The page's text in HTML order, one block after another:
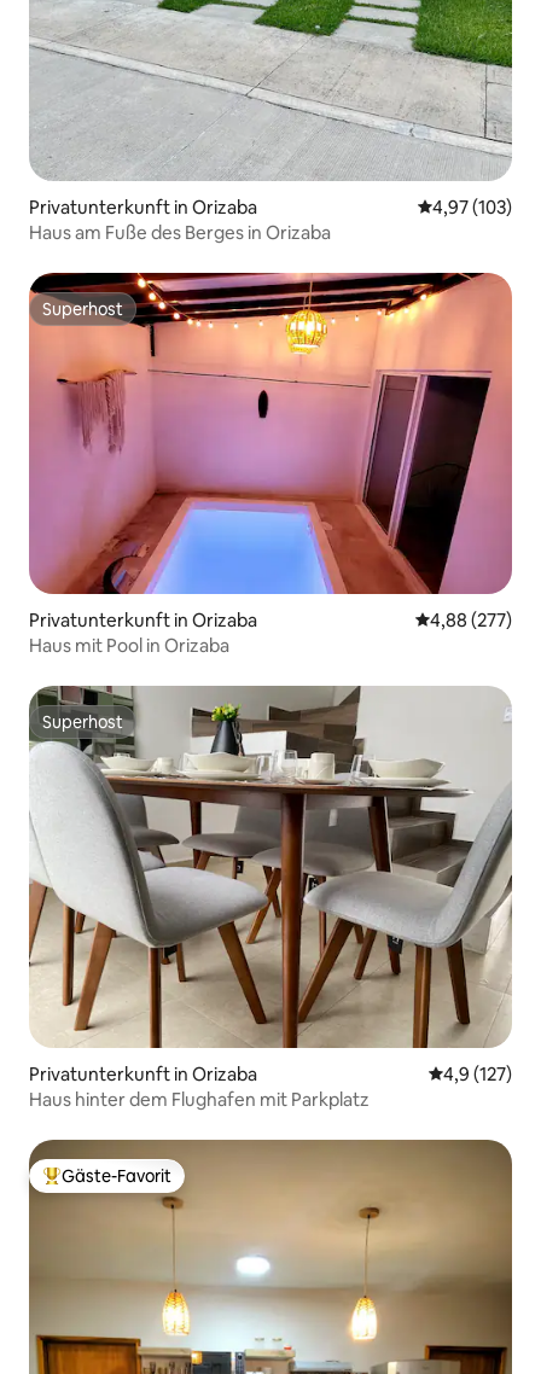
Privatunterkunft in Orizaba
4,97 (103)
Haus am Fuße des Berges in Orizaba
Superhost
Superhost
Privatunterkunft in Orizaba
4,88 (277)
Haus mit Pool in Orizaba
Superhost
Superhost
Privatunterkunft in Orizaba
4,9 (127)
Haus hinter dem Flughafen mit Parkplatz
Beliebter Gäste-Favorit.
Gäste-Favorit